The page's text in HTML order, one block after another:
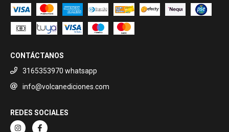
CONTÁCTANOS
3165353970 whatsapp
info@volcanediciones.com
REDES SOCIALES